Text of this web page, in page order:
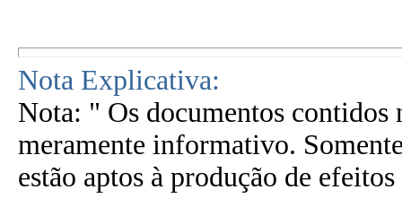
Nota Explicativa:
Nota: " Os documentos contidos
meramente informativo.
estão aptos à produção de